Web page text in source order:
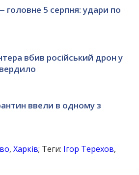
5 серпня: удари по
вбив російський дрон у
ввели в одному з
,Харків; Теги: Ігор Терехов,